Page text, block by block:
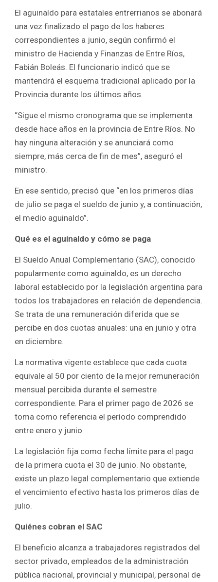
ce
b
o
o
k
tt
er
at
s
A
p
p
ar
e
El aguinaldo para estatales entrerrianos se abonará
una vez finalizado el pago de los haberes
correspondientes a junio, según confirmó el
ministro de Hacienda y Finanzas de Entre Ríos,
Fabián Boleás. El funcionario indicó que se
mantendrá el esquema tradicional aplicado por la
Provincia durante los últimos años.
“Sigue el mismo cronograma que se implementa
desde hace años en la provincia de Entre Ríos. No
hay ninguna alteración y se anunciará como
siempre, más cerca de fin de mes”, aseguró el
ministro.
En ese sentido, precisó que “en los primeros días
de julio se paga el sueldo de junio y, a continuación,
el medio aguinaldo”.
Qué es el aguinaldo y cómo se paga
El Sueldo Anual Complementario (SAC), conocido
popularmente como aguinaldo, es un derecho
laboral establecido por la legislación argentina para
todos los trabajadores en relación de dependencia.
Se trata de una remuneración diferida que se
percibe en dos cuotas anuales: una en junio y otra
en diciembre.
La normativa vigente establece que cada cuota
equivale al 50 por ciento de la mejor remuneración
mensual percibida durante el semestre
correspondiente. Para el primer pago de 2026 se
toma como referencia el período comprendido
entre enero y junio.
La legislación fija como fecha límite para el pago
de la primera cuota el 30 de junio. No obstante,
existe un plazo legal complementario que extiende
el vencimiento efectivo hasta los primeros días de
julio.
Quiénes cobran el SAC
El beneficio alcanza a trabajadores registrados del
sector privado, empleados de la administración
pública nacional, provincial y municipal, personal de